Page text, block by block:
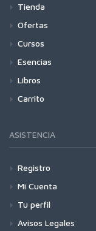
Tienda
Ofertas
Cursos
Esencias
Libros
Carrito
ASISTENCIA
Registro
Mi Cuenta
Tu perfil
Avisos Legales